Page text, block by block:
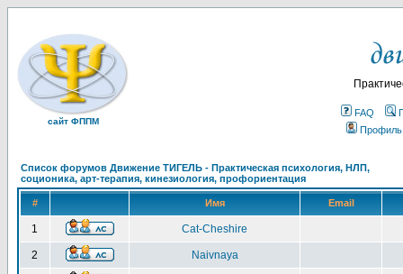
сайт ФППМ
FAQ
Профиль
Список форумов Движение ТИГЕЛЬ - Практическая психология, НЛП,
соционика, арт-терапия, кинезиология, профориентация
# Имя Email
1 Cat-Cheshire
2 Naivnaya